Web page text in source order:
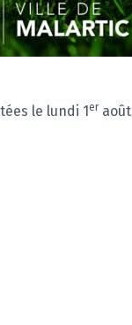
le lundi 1eraoût